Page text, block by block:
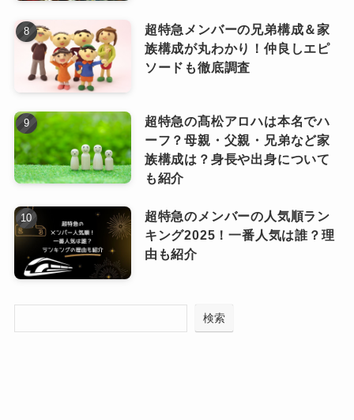
超特急メンバーの兄弟構成＆家
族構成が丸わかり！仲良しエピ
ソードも徹底調査
超特急の髙松アロハは本名でハ
ーフ？母親・父親・兄弟など家
族構成は？身長や出身について
も紹介
超特急のメンバーの人気順ラン
キング2025！一番人気は誰？理
由も紹介
検索